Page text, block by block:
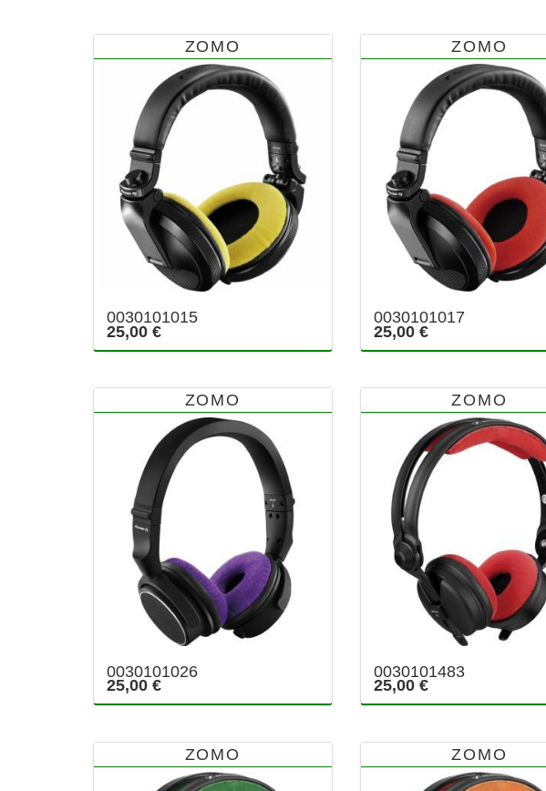
ZOMO
0030101015
25,00 €
ZOMO
0030101017
25,00 €
ZOMO
0030101026
25,00 €
ZOMO
0030101483
25,00 €
ZOMO ZOMO